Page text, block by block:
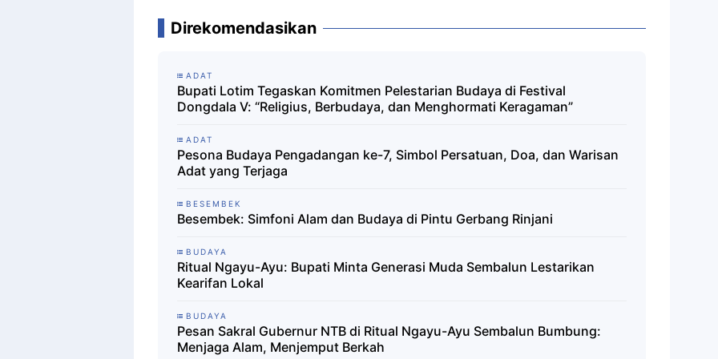
Direkomendasikan
ADAT
Bupati Lotim Tegaskan Komitmen Pelestarian Budaya di Festival
Dongdala V: “Religius, Berbudaya, dan Menghormati Keragaman”
ADAT
Pesona Budaya Pengadangan ke-7, Simbol Persatuan, Doa, dan Warisan
Adat yang Terjaga
BESEMBEK
Besembek: Simfoni Alam dan Budaya di Pintu Gerbang Rinjani
BUDAYA
Ritual Ngayu-Ayu: Bupati Minta Generasi Muda Sembalun Lestarikan
Kearifan Lokal
BUDAYA
Pesan Sakral Gubernur NTB di Ritual Ngayu-Ayu Sembalun Bumbung:
Menjaga Alam, Menjemput Berkah